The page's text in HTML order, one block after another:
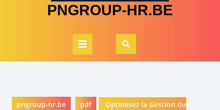
PNGROUP-HR.BE
Open
Button
pngroup-hr.be pdf
Optimisez la Gestion du